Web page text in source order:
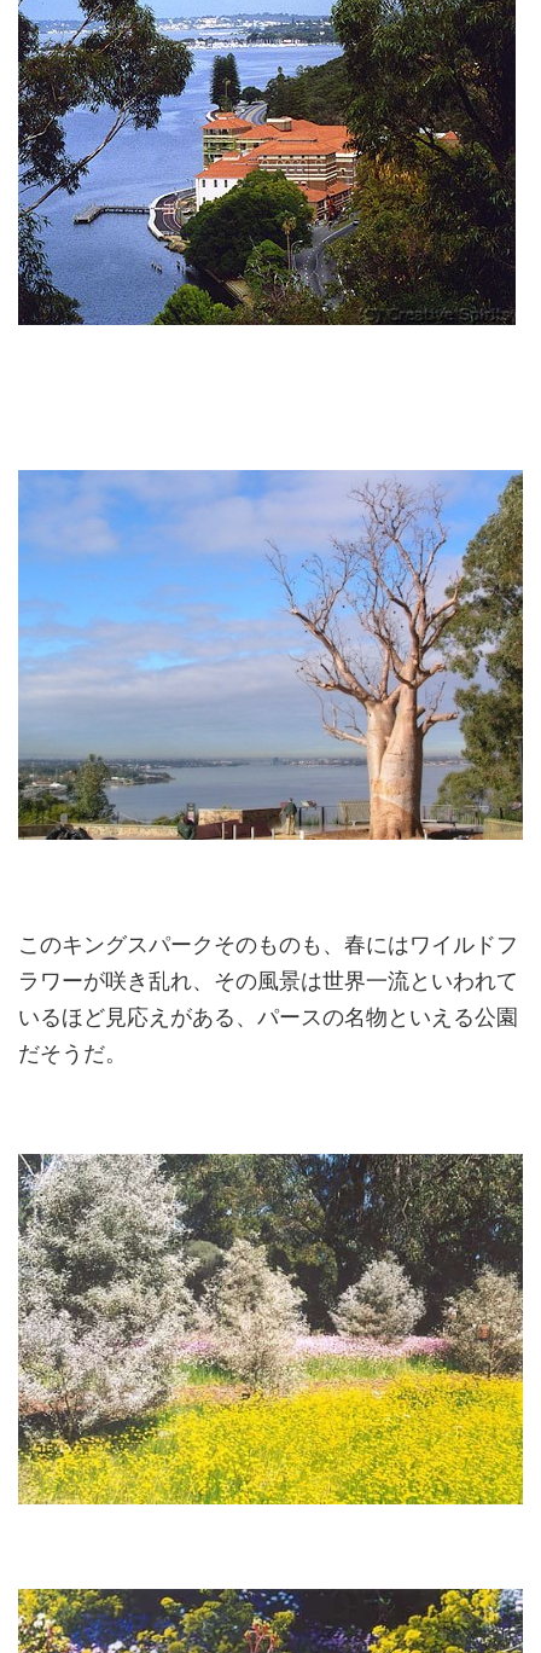
このキングスパークそのものも、春にはワイルドフ
ラワーが咲き乱れ、その風景は世界一流といわれて
いるほど見応えがある、パースの名物といえる公園
だそうだ。